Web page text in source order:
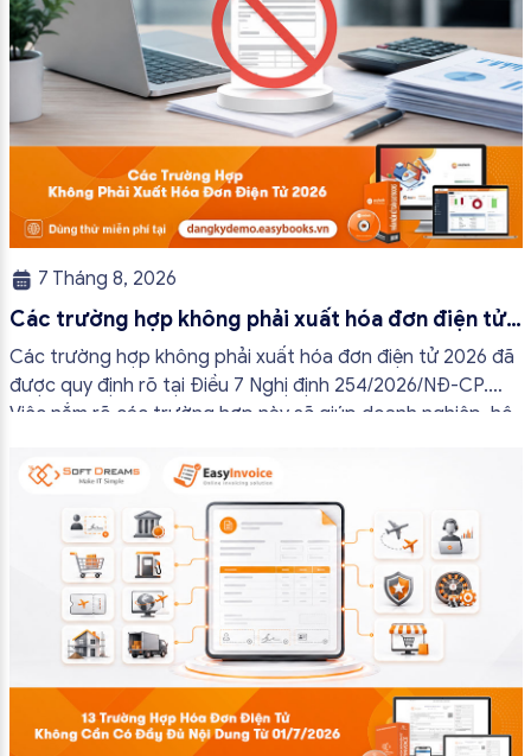
7 Tháng 8, 2026
Các trường hợp không phải xuất hóa đơn điện tử
2026
Các trường hợp không phải xuất hóa đơn điện tử 2026 đã
được quy định rõ tại Điều 7 Nghị định 254/2026/NĐ-CP.
Việc nắm rõ các trường hợp này sẽ giúp doanh nghiệp, hộ
tránh lập hóa đơn không cần thiết hoặc áp […]